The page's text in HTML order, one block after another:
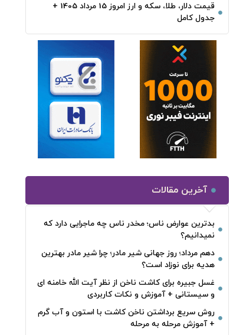
قیمت دلار، طلا، سکه و ارز امروز 15 مرداد 1405 +
جدول کامل
آخرین مقالات
بدترین عوارض ناس؛ مخدر ناس چه ماجرایی دارد که
نمیدانیم؟
دهم مرداد؛ روز جهانی شیر مادر؛ چرا شیر مادر بهترین
هدیه برای نوزاد است؟
غسل جبیره برای کاشت ناخن از نظر آیت الله خامنه ای
و سیستانی + آموزش و نکات کاربردی
روش سریع برداشتن ناخن کاشت با استون و آب گرم
+ آموزش مرحله به مرحله